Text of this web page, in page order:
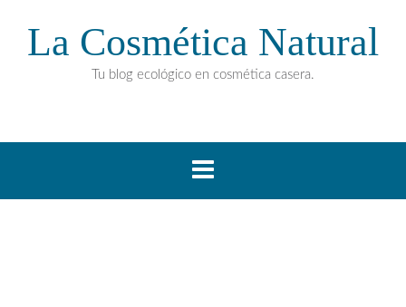
La Cosmética Natural
Tu blog ecológico en cosmética casera.